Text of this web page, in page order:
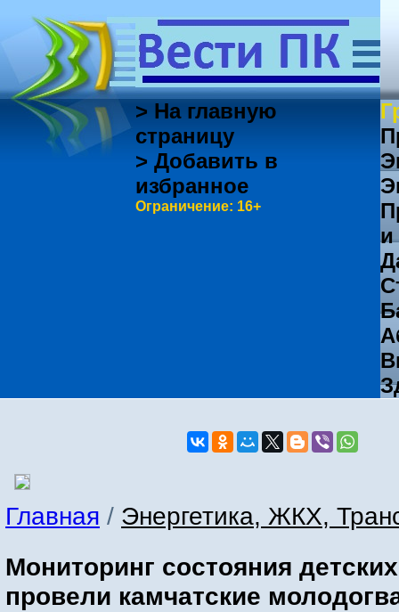
> На главную
страницу
> Добавить в
избранное
Ограничение: 16+
Главная / Энергетика, ЖКХ,
Мониторинг состояния
провели камчатские